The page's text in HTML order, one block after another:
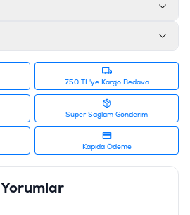
750 TL'ye Kargo Bedava
Süper Sağlam Gönderim
Kapıda Ödeme
Yorumlar